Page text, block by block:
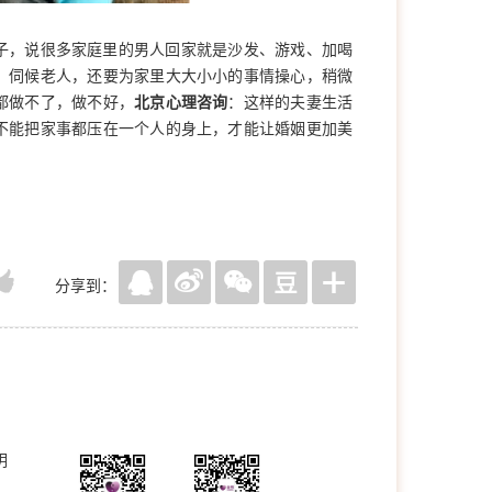
说很多家庭里的男人回家就是沙发、游戏、加喝
候老人，还要为家里大大小小的事情操心，稍微
做不了，做不好，北京心理咨询：这样的夫妻生活
把家事都压在一个人的身上，才能让婚姻更加美
分享到：